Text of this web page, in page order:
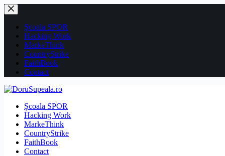
Sari
la
conținutȘcoala SPOR
Hacking Work
MarkeThink
CountryStrike
FaithBook
Contact
Școala SPOR
Hacking Work
MarkeThink
CountryStrike
FaithBook
Contact